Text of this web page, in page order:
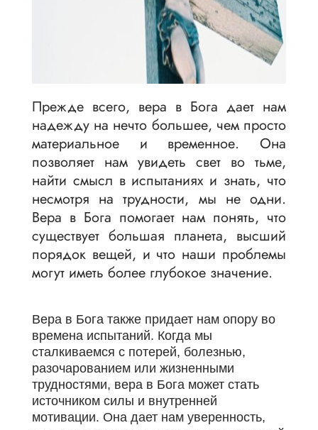
Прежде всего, вера в Бога дает нам
надежду на нечто большее, чем просто
материальное и временное. Она
позволяет нам увидеть свет во тьме,
найти смысл в испытаниях и знать, что
несмотря на трудности, мы не одни.
Вера в Бога помогает нам понять, что
существует большая планета, высший
порядок вещей, и что наши проблемы
могут иметь более глубокое значение.
Вера в Бога также придает нам опору во
времена испытаний. Когда мы
сталкиваемся с потерей, болезнью,
разочарованием или жизненными
трудностями, вера в Бога может стать
источником силы и внутренней
мотивации. Она дает нам уверенность,